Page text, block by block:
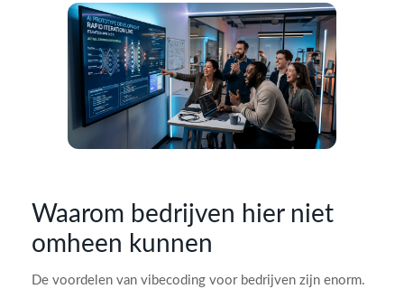
Waarom bedrijven hier niet
omheen kunnen
De voordelen van vibecoding voor bedrijven zijn enorm.